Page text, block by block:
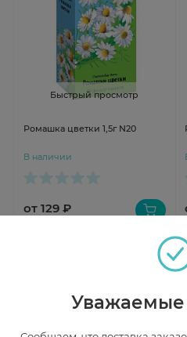
Быстрый просмотр
Ромашка цветки 1,5г N20
В наличии
от 129 ₽